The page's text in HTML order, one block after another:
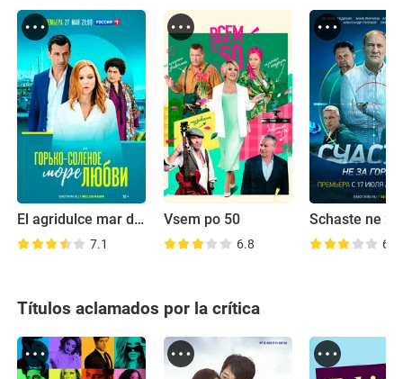
El agridulce mar de amor
7.1
Vsem po 50
6.8 6.7
Títulos aclamados por la crítica